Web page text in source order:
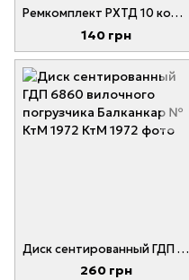
Ремкомплект РХТД 10 коробки передач погрузчика Балканкар
140 грн
Диск сентированный ГДП 6860 вилочного погрузчика Балканкар № КтМ 1972
260 грн